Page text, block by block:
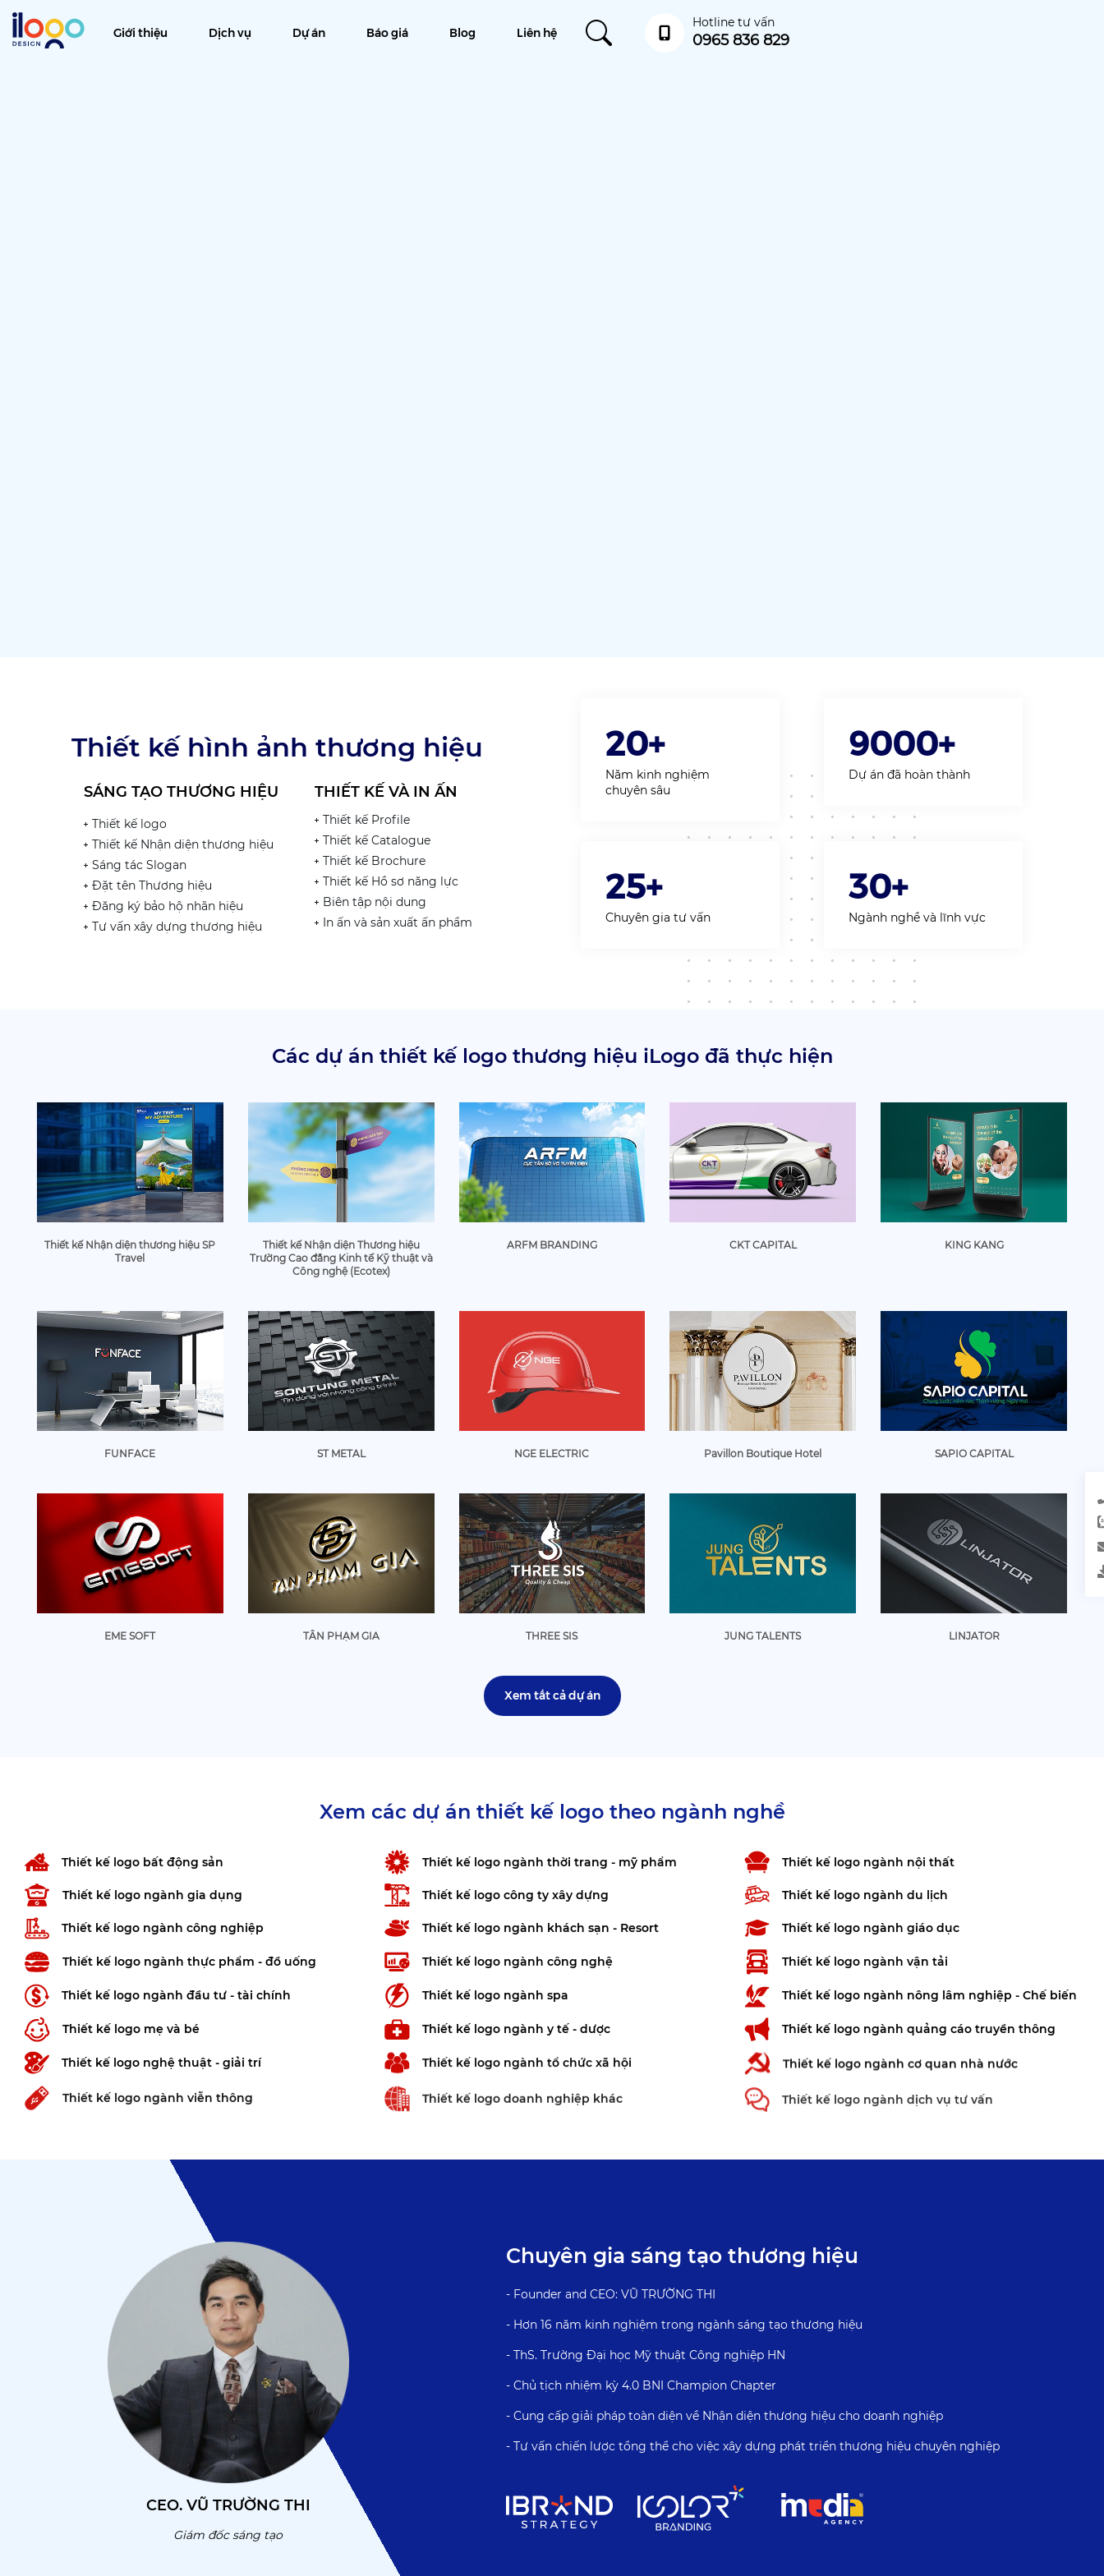
Giới thiệu Dịch vụ Dự án Báo giá Blog Liên hệ
Hotline tư vấn
0965 836 829
Thiết kế hình ảnh thương hiệu
SÁNG TẠO THƯƠNG HIỆU
Thiết kế logo
Thiết kế Nhận diện thương hiệu
Sáng tác Slogan
Đặt tên Thương hiệu
Đăng ký bảo hộ nhãn hiệu
Tư vấn xây dựng thương hiệu
THIẾT KẾ VÀ IN ẤN
Thiết kế Profile
Thiết kế Catalogue
Thiết kế Brochure
Thiết kế Hồ sơ năng lực
Biên tập nội dung
In ấn và sản xuất ấn phẩm
20+
Năm kinh nghiệm
chuyên sâu
9000+
Dự án đã hoàn thành
25+
Chuyên gia tư vấn
30+
Ngành nghề và lĩnh vực
Các dự án thiết kế logo thương hiệu iLogo đã thực hiện
Thiết kế Nhận diện thương hiệu SP
Travel
Thiết kế Nhận diện Thương hiệu
Trường Cao đẳng Kinh tế Kỹ thuật và
Công nghệ (Ecotex)
ARFM BRANDING CKT CAPITAL KING KANG
FUNFACE ST METAL NGE ELECTRIC Pavillon Boutique Hotel SAPIO CAPITAL
EME SOFT TÂN PHẠM GIA THREE SIS JUNG TALENTS LINJATOR
Xem tất cả dự án
Xem các dự án thiết kế logo theo ngành nghề
Thiết kế logo bất động sản Thiết kế logo ngành thời trang - mỹ phẩm Thiết kế logo ngành nội thất
Thiết kế logo ngành gia dụng Thiết kế logo công ty xây dựng Thiết kế logo ngành du lịch
Thiết kế logo ngành công nghiệp Thiết kế logo ngành khách sạn - Resort Thiết kế logo ngành giáo dục
Thiết kế logo ngành thực phẩm - đồ uống Thiết kế logo ngành công nghệ Thiết kế logo ngành vận tải
Thiết kế logo ngành đầu tư - tài chính Thiết kế logo ngành spa Thiết kế logo ngành nông lâm nghiệp - Chế biến
Thiết kế logo mẹ và bé Thiết kế logo ngành y tế - dược Thiết kế logo ngành quảng cáo truyền thông
Thiết kế logo nghệ thuật - giải trí Thiết kế logo ngành tổ chức xã hội Thiết kế logo ngành cơ quan nhà nước
Thiết kế logo ngành viễn thông Thiết kế logo doanh nghiệp khác Thiết kế logo ngành dịch vụ tư vấn
CEO. VŨ TRƯỜNG THI
Giám đốc sáng tạo
Chuyên gia sáng tạo thương hiệu
- Founder and CEO: VŨ TRƯỜNG THI
- Hơn 16 năm kinh nghiệm trong ngành sáng tạo thương hiệu
- ThS. Trường Đại học Mỹ thuật Công nghiệp HN
- Chủ tịch nhiệm kỳ 4.0 BNI Champion Chapter
- Cung cấp giải pháp toàn diện về Nhận diện thương hiệu cho doanh nghiệp
- Tư vấn chiến lược tổng thể cho việc xây dựng phát triển thương hiệu chuyên nghiệp